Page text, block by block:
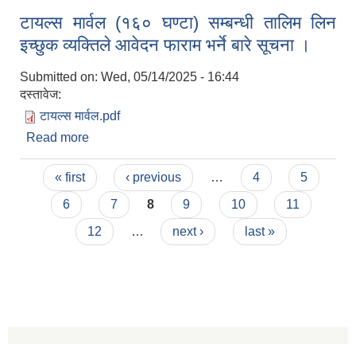
टायल्स मार्वल (१६० घण्टा) सम्बन्धी तालिम लिन
इच्छुक व्यक्तिले आवेदन फाराम भर्ने बारे सूचना ।
Submitted on: Wed, 05/14/2025 - 16:44
दस्तावेज:
टायल्स मार्वल.pdf
Read more
Pages
« first ‹ previous … 4
5
6
7 8 9 10
11
12
… next › last »